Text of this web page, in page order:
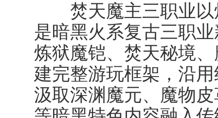
焚天魔主三职业以
是暗黑火系复古三职
炼狱魔铠、焚天秘境
建完整游玩框架，沿
汲取深渊魔元、魔物